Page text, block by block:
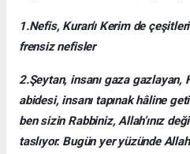
1.Nefis, Kuran'ı Kerim de
frensiz nefisler
2.Şeytan, insanı gaza gazlayan,
abidesi, insanı tapınak hâline
ben sizin Rabbiniz, Allah’ınız
taslıyor. Bugün yer yüzünde